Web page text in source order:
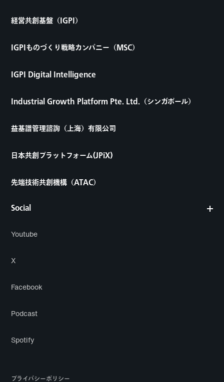
Social
Youtube
X
Facebook
Podcast
Spotify
経営共創基盤（IGPI）
IGPIものづくり戦略カンパニー（MSC）
IGPI Digital Intelligence
Industrial Growth Platform Pte. Ltd.（シンガポール）
益基譜管理諮詢（上海）有限公司
日本共創プラットフォーム(JPiX)
先端技術共創機構（ATAC）
プライバシーポリシー